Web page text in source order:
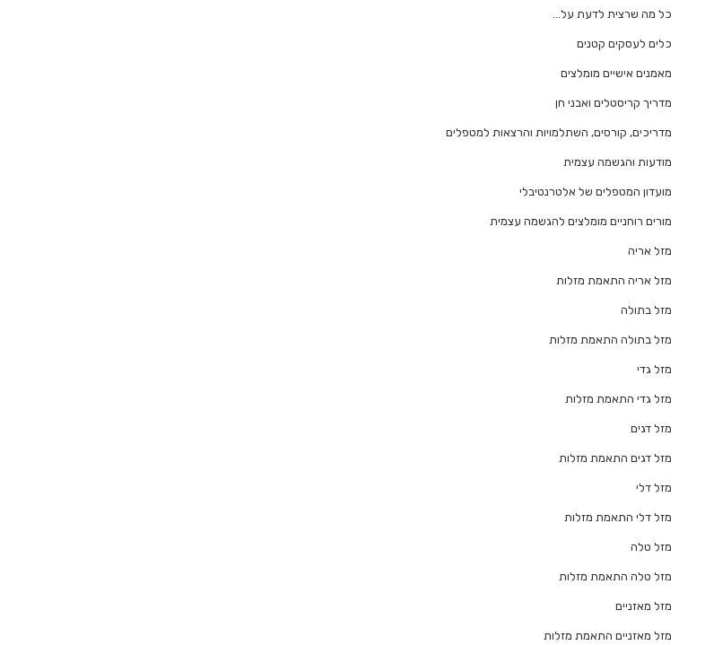
כל מה שרצית לדעת על…
כלים לעסקים קטנים
מאמנים אישיים מומלצים
מדריך קריסטלים ואבני חן
מדריכים, קורסים, השתלמויות והרצאות למטפלים
מודעות והגשמה עצמית
מועדון המטפלים של אלטרנטיבלי
מורים רוחניים מומלצים להגשמה עצמית
מזל אריה
מזל אריה התאמת מזלות
מזל בתולה
מזל בתולה התאמת מזלות
מזל גדי
מזל גדי התאמת מזלות
מזל דגים
מזל דגים התאמת מזלות
מזל דלי
מזל דלי התאמת מזלות
מזל טלה
מזל טלה התאמת מזלות
מזל מאזניים
מזל מאזניים התאמת מזלות